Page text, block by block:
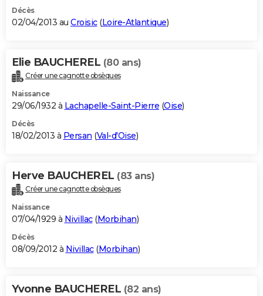
Décès
02/04/2013 au Croisic(Loire-Atlantique)
Elie BAUCHEREL (80 ans)
Créer une cagnotte obsèques
Naissance
29/06/1932 à Lachapelle-Saint-Pierre (Oise)
Décès
18/02/2013 à Persan (Val-d'Oise)
Herve BAUCHEREL (83 ans)
Créer une cagnotte obsèques
Naissance
07/04/1929 à Nivillac(Morbihan)
Décès
08/09/2012 à Nivillac(Morbihan)
Yvonne BAUCHEREL (82 ans)